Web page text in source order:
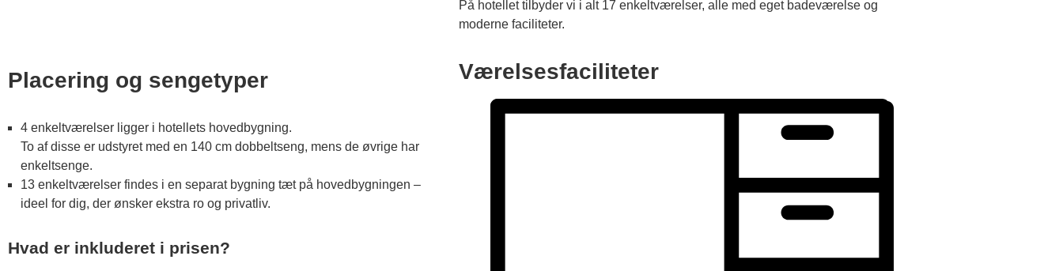
På hotellet tilbyder vi i alt 17 enkeltværelser, alle med eget badeværelse og
moderne faciliteter.
Placering og sengetyper
4 enkeltværelser ligger i hotellets hovedbygning.
To af disse er udstyret med en 140 cm dobbeltseng, mens de øvrige har
enkeltsenge.
13 enkeltværelser findes i en separat bygning tæt på hovedbygningen –
ideel for dig, der ønsker ekstra ro og privatliv.
Hvad er inkluderet i prisen?
Værelsesfaciliteter